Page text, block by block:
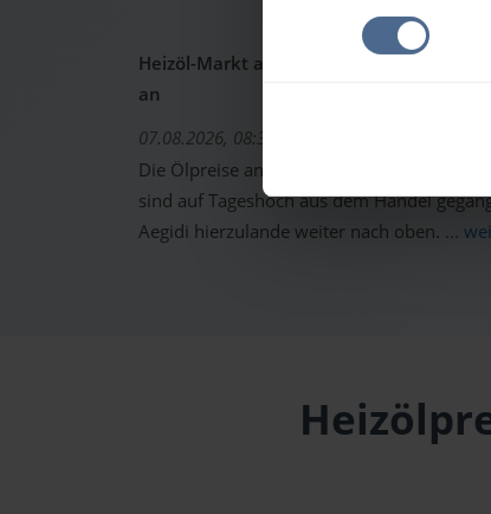
Heizöl-Markt aktuell: Ölpreise schon
an
07.08.2026, 08:37 Uhr
Die Ölpreise an den internationalen
sind auf Tageshoch aus dem Handel
Aegidi hierzulande weiter nach oben. ...